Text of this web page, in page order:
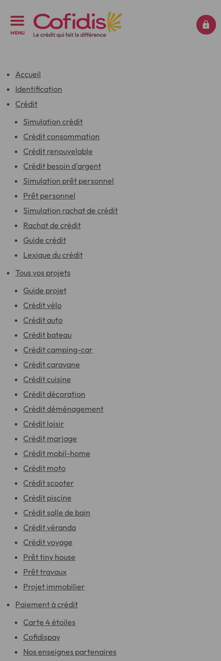
MENU
Accueil
Identification
Crédit
Simulation crédit
Crédit consommation
Crédit renouvelable
Crédit besoin d'argent
Simulation prêt personnel
Prêt personnel
Simulation rachat de crédit
Rachat de crédit
Guide crédit
Lexique du crédit
Tous vos projets
Guide projet
Crédit vélo
Crédit auto
Crédit bateau
Crédit camping-car
Crédit caravane
Crédit cuisine
Crédit décoration
Crédit déménagement
Crédit loisir
Crédit mariage
Crédit mobil-home
Crédit moto
Crédit scooter
Crédit piscine
Crédit salle de bain
Crédit véranda
Crédit voyage
Prêt tiny house
Prêt travaux
Projet immobilier
Paiement à crédit
Carte 4 étoiles
Cofidispay
Nos enseignes partenaires